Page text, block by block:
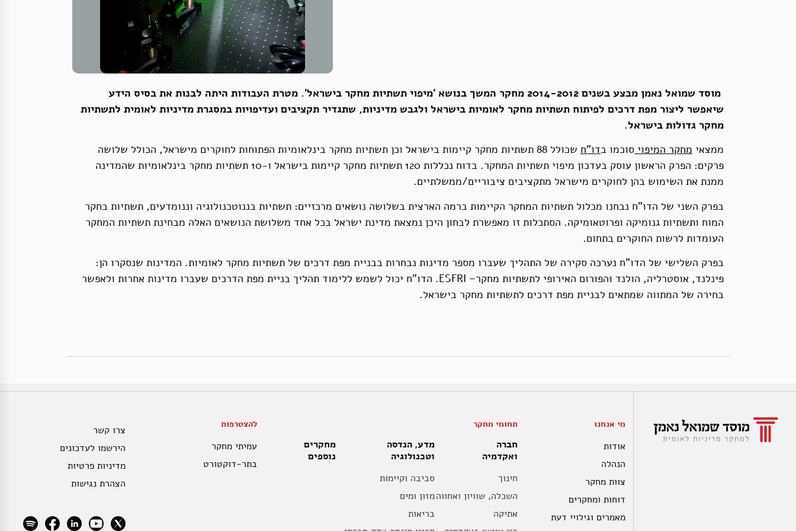
מוסד שמואל נאמן מבצע בשנים 2014-2012 מחקר המשך בנושא 'מיפוי תשתיות מחקר בישראל'. מטרת העבודות היתה לבנות את בסיס הידע
שיאפשר ליצור מפת דרכים לפיתוח תשתיות מחקר לאומיות בישראל ולגבש מדיניות, שתגדיר תקציבים ועדיפויות במסגרת מדיניות לאומית לתשתיות
מחקר גדולות בישראל.
ממצאי מחקר המיפוי סוכמו בדו"ח
שכולל 88 תשתיות מחקר קיימות בישראל וכן תשתיות מחקר בינלאומיות הפתוחות לחוקרים מישראל, הכולל שלושה
פרקים: הפרק הראשון עוסק בעדכון מיפוי תשתיות המחקר. בדוח נכללות 120 תשתיות מחקר קיימות בישראל ו-10 תשתיות מחקר בינלאומיות שהמדינה
ממנת את השימוש בהן לחוקרים מישראל מתקציבים ציבוריים/ממשלתיים.
בפרק השני של הדו"ח נבחנו מכלול תשתיות המחקר הקיימות ברמה הארצית בשלושה נושאים מרכזיים: תשתיות בננוטכנולוגיה וננומדעים, תשתיות בחקר
המוח ותשתיות גנומיקה ופרוטאומיקה. הסתכלות זו מאפשרת לבחון היכן נמצאת מדינת ישראל בכל אחד משלושת הנושאים האלה מבחינת תשתיות המחקר
העומדות לרשות החוקרים בתחום.
בפרק השלישי של הדו"ח נערכה סקירה של התהליך שעברו מספר מדינות נבחרות בבניית מפת דרכים של תשתיות מחקר לאומיות. המדינות שנסקרו הן:
פינלנד, אוסטרליה, הולנד והפורום האירופי לתשתיות מחקר– ESFRI. הדו"ח יכול לשמש ללימוד תהליך בניית מפת הדרכים שעברו מדינות אחרות ולאפשר
בחירה של המתווה שמתאים לבניית מפת דרכים לתשתיות מחקר בישראל.
מי אנחנו
אודות
הנהלה
צוות מחקר
דוחות ומחקרים
מאמרים וגילויי דעת
תחומי מחקר
חברה
ואקדמיה
חינוך
השכלה, שוויון ואחווה
אתיקה
מדע, הנדסה
וטכנולוגיה
סביבה וקיימות
מזון ומים
בריאות
מחקרים
נוספים
להצטרפות
עמיתי מחקר
בתר-דוקטורט
צרו קשר
הירשמו לעדכונים
מדיניות פרטיות
הצהרת נגישות